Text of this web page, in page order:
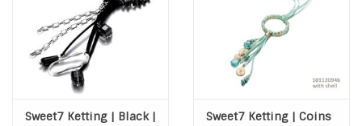
Blog
Sweet7 Ketting | Black |
Sweet7 Ketting | Coins